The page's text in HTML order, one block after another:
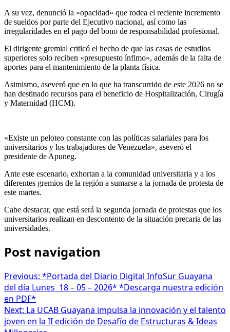
A su vez, denunció la «opacidad» que rodea el reciente incremento
de sueldos por parte del Ejecutivo nacional, así como las
irregularidades en el pago del bono de responsabilidad profesional.
El dirigente gremial criticó el hecho de que las casas de estudios
superiores solo reciben «presupuesto ínfimo», además de la falta de
aportes para el mantenimiento de la planta física.
Asimismo, aseveró que en lo que ha transcurrido de este 2026 no se
han destinado recursos para el beneficio de Hospitalización, Cirugía
y Maternidad (HCM).
«Existe un peloteo constante con las políticas salariales para los
universitarios y los trabajadores de Venezuela», aseveró el
presidente de Apuneg.
Ante este escenario, exhortan a la comunidad universitaria y a los
diferentes gremios de la región a sumarse a la jornada de protesta de
este martes.
Cabe destacar, que está será la segunda jornada de protestas que los
universitarios realizan en descontento de la situación precaria de las
universidades.
Post navigation
Previous: *Portada del Diario Digital InfoSur Guayana
del día Lunes 18 – 05 – 2026* *Descarga nuestra edición
en PDF*
Next: La UCAB Guayana impulsa la innovación y el talento
joven en la II edición de Desafío de Estructuras & Ideas